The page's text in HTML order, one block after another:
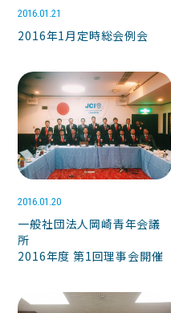
2016.01.21
2016年1月定時総会例会
2016.01.20
一般社団法人岡崎青年会議
所
2016年度 第1回理事会開催